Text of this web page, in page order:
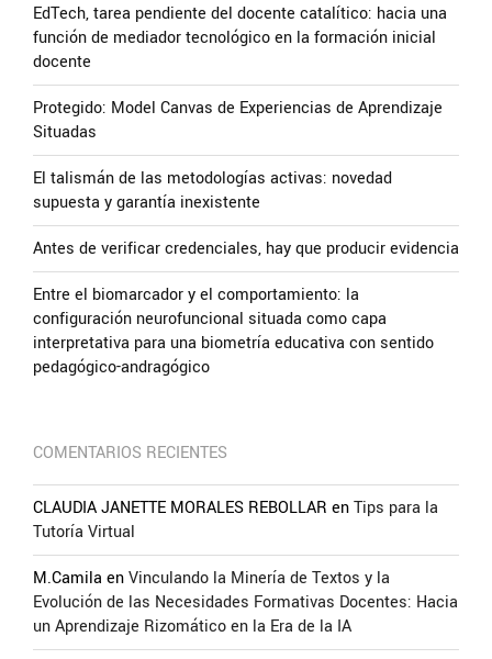
EdTech, tarea pendiente del docente catalítico: hacia una
función de mediador tecnológico en la formación inicial
docente
Protegido: Model Canvas de Experiencias de Aprendizaje
Situadas
El talismán de las metodologías activas: novedad
supuesta y garantía inexistente
Antes de verificar credenciales, hay que producir evidencia
Entre el biomarcador y el comportamiento: la
configuración neurofuncional situada como capa
interpretativa para una biometría educativa con sentido
pedagógico-andragógico
COMENTARIOS RECIENTES
CLAUDIA JANETTE MORALES REBOLLAR enTips para la
Tutoría Virtual
M.Camila enVinculando la Minería de Textos y la
Evolución de las Necesidades Formativas Docentes: Hacia
un Aprendizaje Rizomático en la Era de la IA